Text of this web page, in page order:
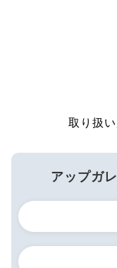
取り扱
アップガ